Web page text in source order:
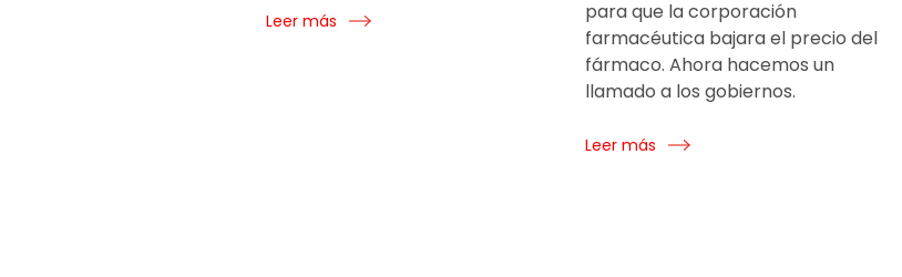
Leer más
para que la corporación
farmacéutica bajara el precio del
fármaco. Ahora hacemos un
llamado a los gobiernos.
Leer más